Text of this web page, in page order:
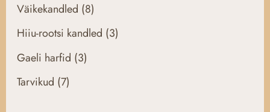
Väikekandled (8)
Hiiu-rootsi kandled (3)
Gaeli harfid (3)
Tarvikud (7)